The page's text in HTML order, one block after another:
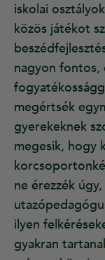
iskolai
közös játékot
nagyon fontos,
megértsék
gyerekeknek
megesik, hogy
ne érezzék
ilyen
gyakran